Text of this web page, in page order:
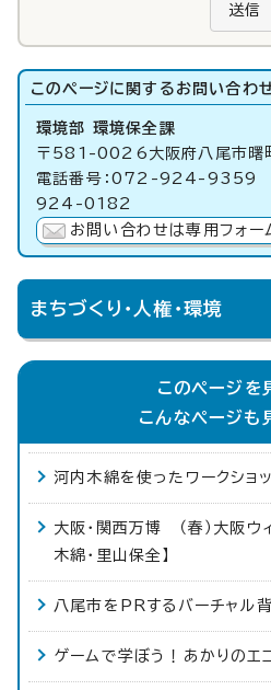
送信
このページに関する お問い合わ
環境部 環境保全課
〒581-0026大阪府八尾市曙
電話番号：072-924-9359
924-0182
お問い合わせは専用フォー
まちづくり・人権・環境
このページを
こんなページも
河内木綿を使ったワークショ
大阪・関西万博 （春）大阪
木綿・里山保全】
八尾市をPRするバーチャル
ゲームで学ぼう！あかりのエ